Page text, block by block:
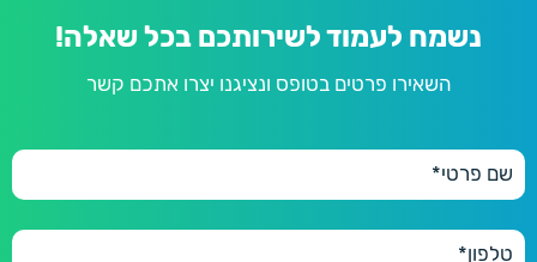
נשמח לעמוד לשירותכם בכל שאלה!
השאירו פרטים בטופס ונציגנו יצרו אתכם קשר